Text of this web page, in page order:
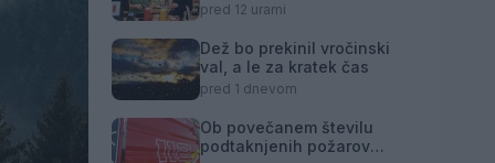
pred 12 urami
Dež bo prekinil vročinski
val, a le za kratek čas
pred 1 dnevom
Ob povečanem številu
podtaknjenih požarov